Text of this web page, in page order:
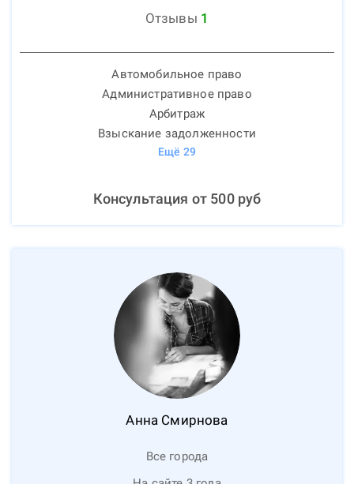
Отзывы 1
Автомобильное право
Административное право
Арбитраж
Взыскание задолженности
Ещё 29
Консультация от 500руб
Анна Смирнова
Все города